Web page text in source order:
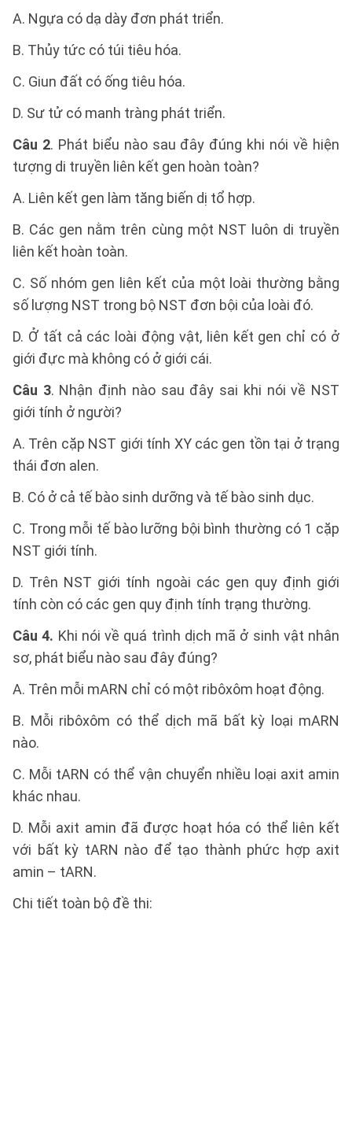
A. Ngựa có dạ dày đơn phát triển.
B. Thủy tức có túi tiêu hóa.
C. Giun đất có ống tiêu hóa.
D. Sư tử có manh tràng phát triển.
Câu 2. Phát biểu nào sau đây đúng khi nói về hiện
tượng di truyền liên kết gen hoàn toàn?
A. Liên kết gen làm tăng biến dị tổ hợp.
B. Các gen nằm trên cùng một NST luôn di truyền
liên kết hoàn toàn.
C. Số nhóm gen liên kết của một loài thường bằng
số lượng NST trong bộ NST đơn bội của loài đó.
D. Ở tất cả các loài động vật, liên kết gen chỉ có ở
giới đực mà không có ở giới cái.
Câu 3. Nhận định nào sau đây sai khi nói về NST
giới tính ở người?
A. Trên cặp NST giới tính XY các gen tồn tại ở trạng
thái đơn alen.
B. Có ở cả tế bào sinh dưỡng và tế bào sinh dục.
C. Trong mỗi tế bào lưỡng bội bình thường có 1 cặp
NST giới tính.
D. Trên NST giới tính ngoài các gen quy định giới
tính còn có các gen quy định tính trạng thường.
Câu 4. Khi nói về quá trình dịch mã ở sinh vật nhân
sơ, phát biểu nào sau đây đúng?
A. Trên mỗi mARN chỉ có một ribôxôm hoạt động.
B. Mỗi ribôxôm có thể dịch mã bất kỳ loại mARN
nào.
C. Mỗi tARN có thể vận chuyển nhiều loại axit amin
khác nhau.
D. Mỗi axit amin đã được hoạt hóa có thể liên kết
với bất kỳ tARN nào để tạo thành phức hợp axit
amin – tARN.
Chi tiết toàn bộ đề thi: